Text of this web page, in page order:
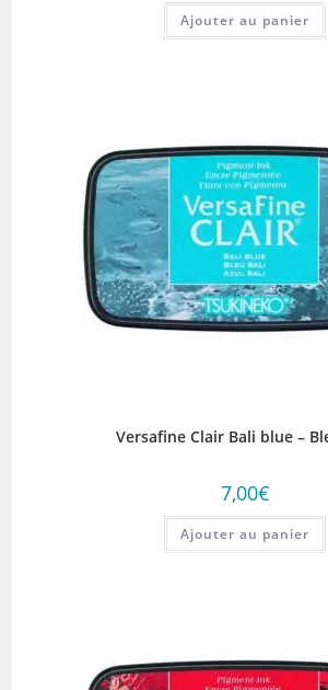
Ajouter au panier
Versafine Clair Bali blue –
7,00€
Ajouter au panier